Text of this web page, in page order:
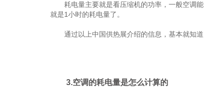
耗电量主要就是看压缩机的功率，一般空调能
就是1小时的耗电量了。
通过以上中国供热展介绍的信息，基本就知道
3.空调的耗电量是怎么计算的